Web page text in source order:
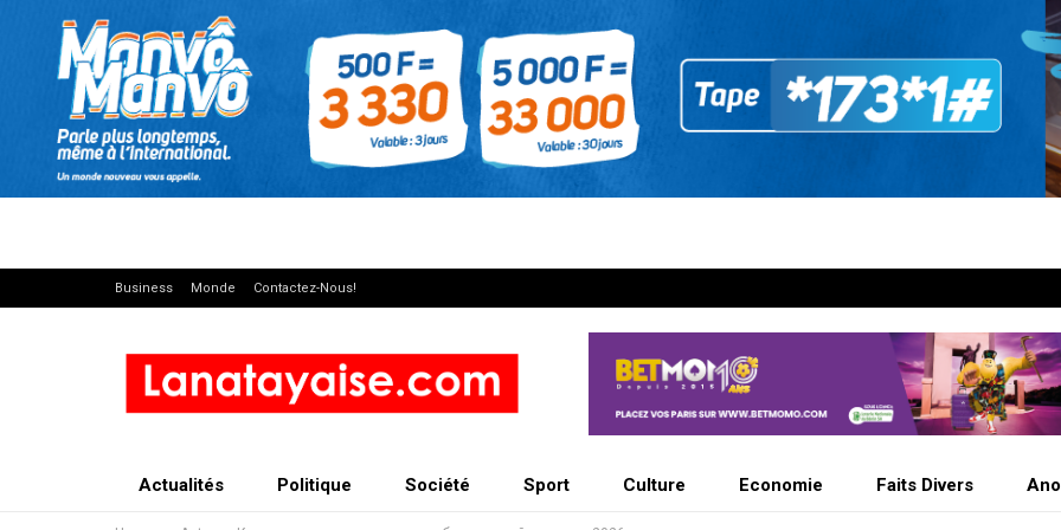
Business Monde Contactez-Nous!
Actualités Politique Société Sport Culture Economie Faits Divers